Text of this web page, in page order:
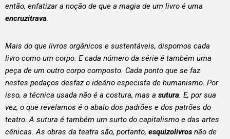
então, enfatizar a noção de que a magia de um livro é uma
encruzitrava.
Mais do que livros orgânicos e sustentáveis, dispomos cada
livro como um corpo. E cada número da série é também uma
peça de um outro corpo composto. Cada ponto que se faz
nestes pedaços desfaz o ideário especista de humanismo. Por
isso, a técnica usada não é a costura, mas a sutura. E, por sua
vez, o que revelamos é o abalo dos padrões e dos patrões do
teatro. A sutura é também um surto do capitalismo e das artes
cênicas. As obras da teatra são, portanto, esquizolivros não de